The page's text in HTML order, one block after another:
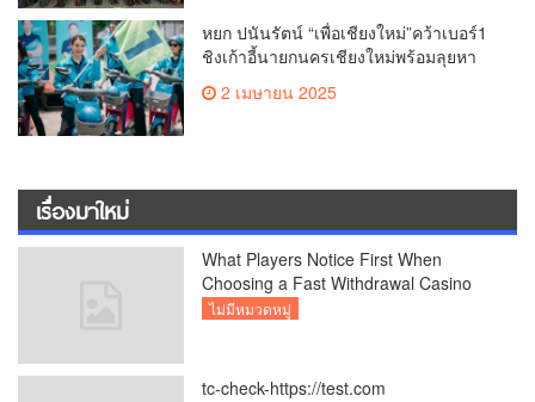
2,132 ล้านบาท
หยก ปนันรัตน์ “เพื่อเชียงใหม่”คว้าเบอร์1
ชิงเก้าอี้นายกนครเชียงใหม่พร้อมลุยหา
เสียงเต็มที่
2 เมษายน 2025
เรื่องมาใหม่
What Players Notice First When
Choosing a Fast Withdrawal Casino
UK
ไม่มีหมวดหมู่
tc-check-https://test.com